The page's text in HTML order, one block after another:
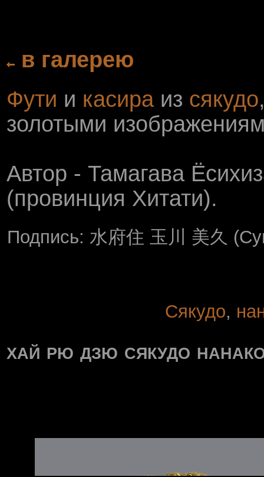
в галерею
Фути и касираиз сякудо
золотыми
Автор - Тамагава
(провинция Хитати).
Подпись: 水府住 玉川 美久
Сякудо,
хай рю дзю сякудо